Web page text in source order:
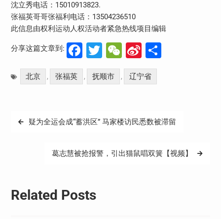
沈立秀电话：15010913823.
张福英哥哥张福利电话：13504236510
此信息由权利运动人权活动者紧急热线项目编辑
分享这篇文章到: Facebook
Twitter
WeChat
Sina
Weibo
分
北京 , 张福英 , 抚顺市 , 辽宁省
文
疑为全运会成“蓄洪区” 马家楼访民悉数被滞留
葛志慧被抢报警，引出猫鼠唱双簧【视频】
Related Posts